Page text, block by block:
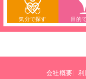
気分で探す 目的
会社概要 利